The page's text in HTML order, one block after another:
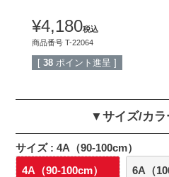
¥4,180税込
商品番号 T-22064
[ 38 ポイント進呈 ]
▼サイズ/カ
サイズ
4A（90-100cm）
4A（90-100cm）
6A（